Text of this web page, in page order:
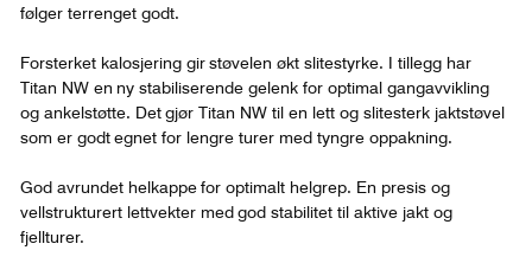
følger terrenget godt.
Forsterket kalosjering gir støvelen økt slitestyrke. I tillegg har
Titan NW en ny stabiliserende gelenk for optimal gangavvikling
og ankelstøtte. Det gjør Titan NW til en lett og slitesterk jaktstøvel
som er godt egnet for lengre turer med tyngre oppakning.
God avrundet helkappe for optimalt helgrep. En presis og
vellstrukturert lettvekter med god stabilitet til aktive jakt og
fjellturer.